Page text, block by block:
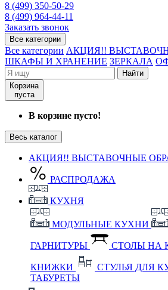
8 (499) 350-50-29
8 (499) 964-44-11
Заказать звонок
Все категории
Все категории АКЦИЯ!!
ШКАФЫ И ХРАНЕНИЕ ЗЕРКАЛА
Найти
Корзина
пуста
В корзине пусто!
Весь каталог
АКЦИЯ!! ВЫСТАВОЧНЫЕ
РАСПРОДАЖА
КУХНЯ
МОДУЛЬНЫЕ КУХНИ
ГАРНИТУРЫ СТОЛЫ НА
КНИЖКИ
СТУЛЬЯ ДЛЯ
ТАБУРЕТЫ